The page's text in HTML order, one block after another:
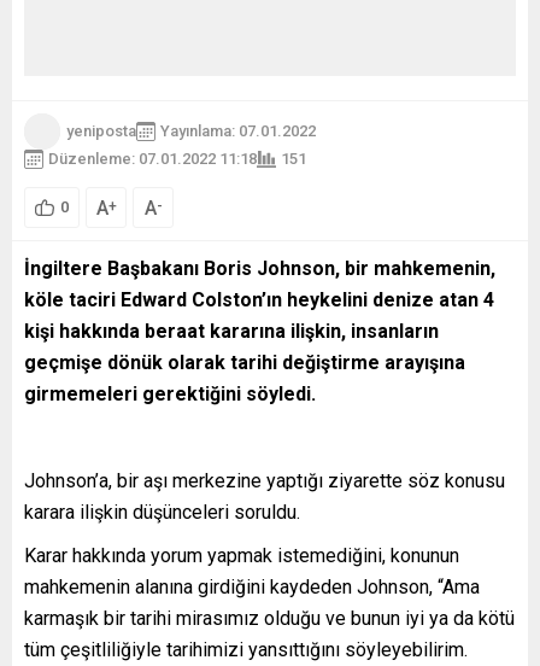
yeniposta
Yayınlama: 07.01.2022
Düzenleme: 07.01.2022 11:18
151
0 A+ A-
İngiltere Başbakanı Boris Johnson, bir mahkemenin,
köle taciri Edward Colston’ın heykelini denize atan 4
kişi hakkında beraat kararına ilişkin, insanların
geçmişe dönük olarak tarihi değiştirme arayışına
girmemeleri gerektiğini söyledi.
Johnson’a, bir aşı merkezine yaptığı ziyarette söz konusu
karara ilişkin düşünceleri soruldu.
Karar hakkında yorum yapmak istemediğini, konunun
mahkemenin alanına girdiğini kaydeden Johnson, “Ama
karmaşık bir tarihi mirasımız olduğu ve bunun iyi ya da kötü
tüm çeşitliliğiyle tarihimizi yansıttığını söyleyebilirim.